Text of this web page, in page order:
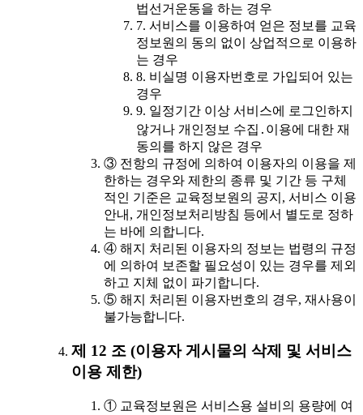
법선거운동을 하는 경우
7. 서비스를 이용하여 얻은 정보를 교육
정보원의 동의 없이 상업적으로 이용하
는 경우
8. 비실명 이용자번호로 가입되어 있는
경우
9. 일정기간 이상 서비스에 로그인하지
않거나 개인정보 수집․이용에 대한 재
동의를 하지 않은 경우
③ 전항의 규정에 의하여 이용자의 이용을 제
한하는 경우와 제한의 종류 및 기간 등 구체
적인 기준은 교육정보원의 공지, 서비스 이용
안내, 개인정보처리방침 등에서 별도로 정하
는 바에 의합니다.
④ 해지 처리된 이용자의 정보는 법령의 규정
에 의하여 보존할 필요성이 있는 경우를 제외
하고 지체 없이 파기합니다.
⑤ 해지 처리된 이용자번호의 경우, 재사용이
불가능합니다.
제 12 조 (이용자 게시물의 삭제 및 서비스
이용 제한)
① 교육정보원은 서비스용 설비의 용량에 여